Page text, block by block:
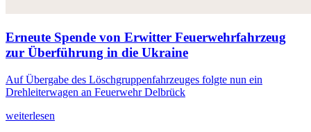
Erneute Spende von Erwitter Feuerwehrfahrzeug
zur Überführung in die Ukraine
Auf Übergabe des Löschgruppenfahrzeuges folgte nun ein
Drehleiterwagen an Feuerwehr Delbrück
weiterlesen